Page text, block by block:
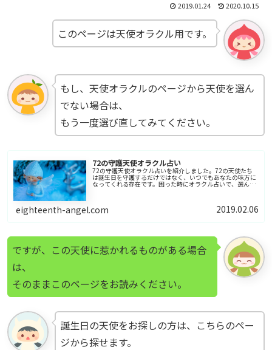
2019.01.24 2020.10.15
このページは天使オラクル用です。
もし、天使オラクルのページから天使を選ん
でない場合は、
もう一度選び直してみてください。
72の守護天使オラクル占い
72の守護天使オラクル占いを紹介しました。72の天使たち
は誕生日を守護するだけではなく、いつでもあなたの味方に
なってくれる存在です。困った時にオラクル占いで、選んだ
天使が、何かのヒントをくれるでしょう。
eighteenth-angel.com 2019.02.06
ですが、この天使に惹かれるものがある場合
は、
そのままこのページをお読みください。
誕生日の天使をお探しの方は、こちらのペー
ジから探せます。